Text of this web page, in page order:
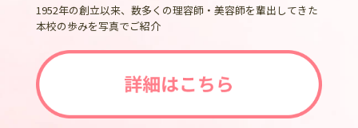
1952年の創立以来、数多くの理容師・美容師を輩出してきた
本校の歩みを写真でご紹介